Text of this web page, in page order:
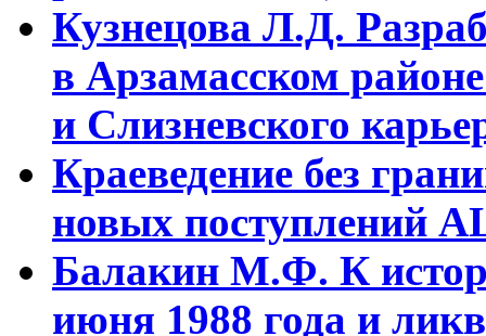
Кузнецова Л.Д.
в Арзамасском
и Слизневского
Краеведение без
новых поступлений
Балакин М.Ф. К
июня 1988 года и